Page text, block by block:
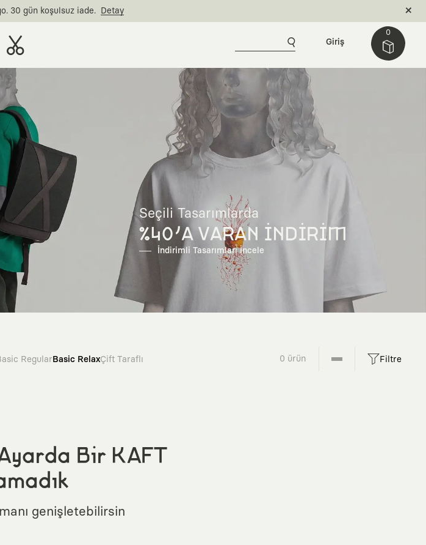
30 gün koşulsuz iade. Detay
0
Giriş
Seçili Tasarımlarda
%40'A VARAN İNDİRİM
İndirimli Tasarımları İncele
RegularBasic RelaxÇift Taraflı 0 ürün Filtre
Bir KAFT
genişletebilirsin